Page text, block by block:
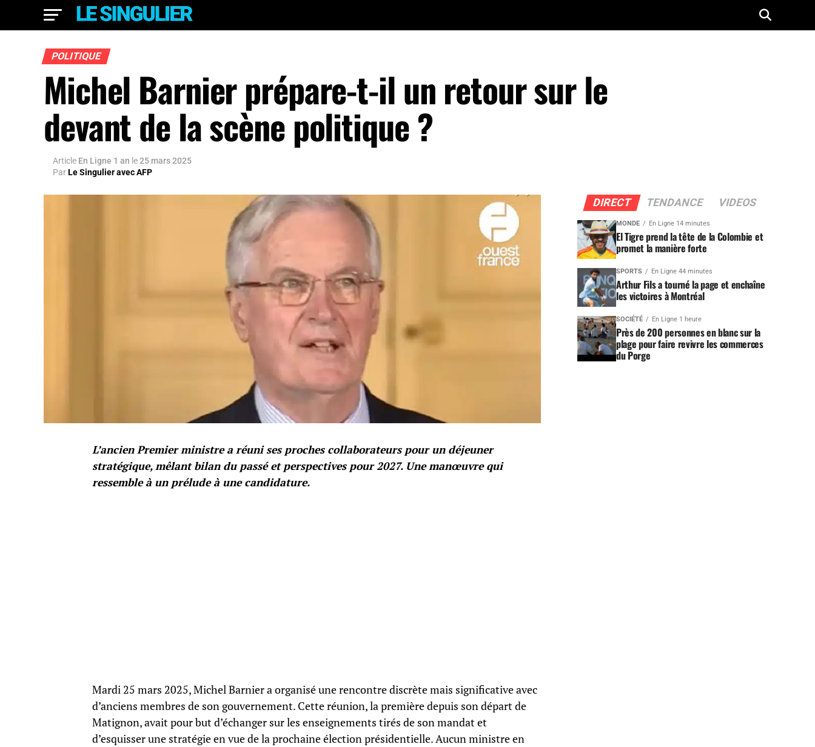
POLITIQUE
Michel Barnier prépare-t-il un retour sur le
devant de la scène politique ?
Article En Ligne 1 an le25 mars 2025
ParLe Singulier avec AFP
L’ancien Premier ministre a réuni ses proches collaborateurs pour un déjeuner
stratégique, mêlant bilan du passé et perspectives pour 2027. Une manœuvre qui
ressemble à un prélude à une candidature.
Mardi 25 mars 2025, Michel Barnier a organisé une rencontre discrète mais significative avec
d’anciens membres de son gouvernement. Cette réunion, la première depuis son départ de
Matignon, avait pour but d’échanger sur les enseignements tirés de son mandat et
d’esquisser une stratégie en vue de la prochaine élection présidentielle. Aucun ministre en
DIRECT TENDANCE VIDEOS
MONDE En Ligne 14 minutes
El Tigre prend la tête de la Colombie et
promet la manière forte
SPORTS En Ligne 44 minutes
Arthur Fils a tourné la page et enchaîne
les victoires à Montréal
SOCIÉTÉ En Ligne 1 heure
Près de 200 personnes en blanc sur la
plage pour faire revivre les commerces
du Porge